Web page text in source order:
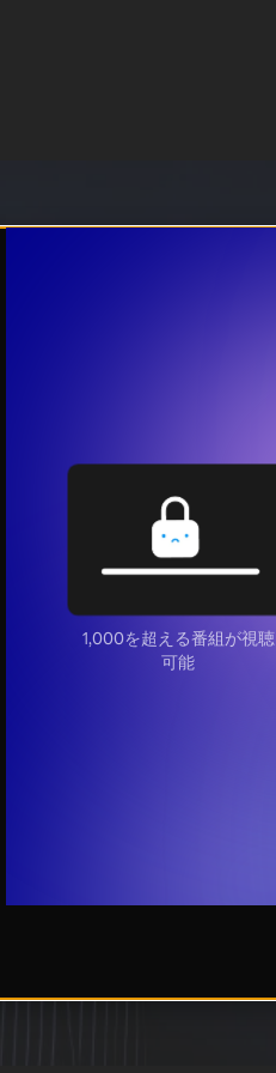
1,000を超える番組が視聴
可能